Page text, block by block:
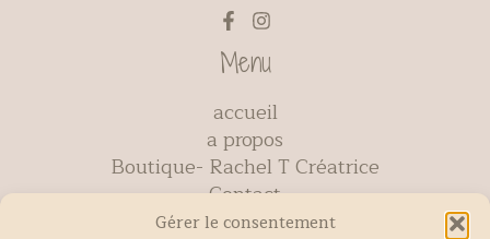
Gérer le consentement
Menu
accueil
a propos
Boutique- Rachel T Créatrice
Contact
Panier